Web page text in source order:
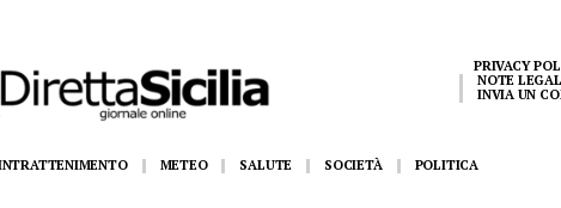
PRIVACY
NOTE
INVIA UN
METEO SALUTE SOCIETÀ POLITICA